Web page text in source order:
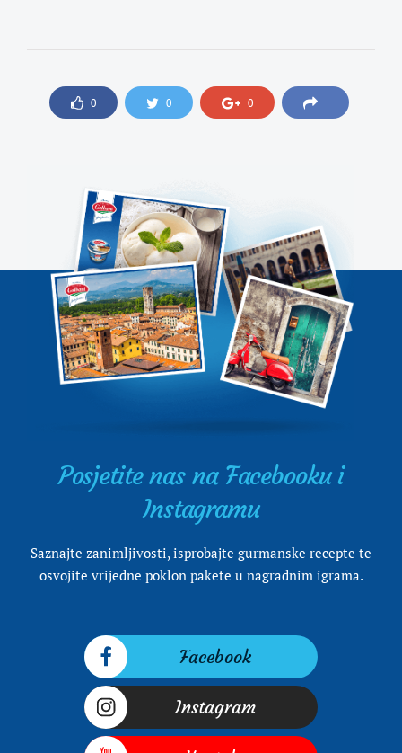
0 0 0
Posjetite nas na Facebooku i
Instagramu
Saznajte zanimljivosti, isprobajte gurmanske recepte te
osvojite vrijedne poklon pakete u nagradnim igrama.
Facebook
Instagram